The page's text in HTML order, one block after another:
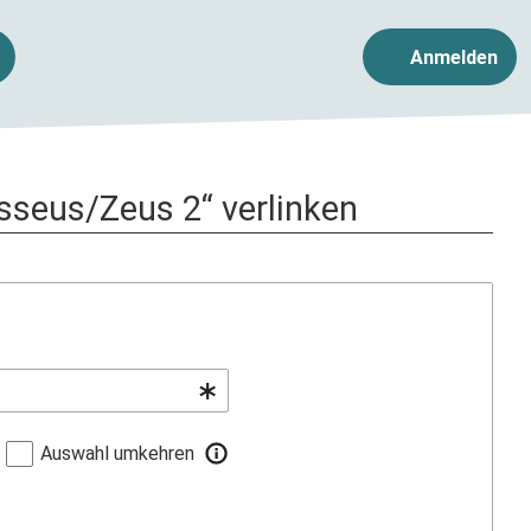
Anmelden
Zeus 2“ verlinken
Auswahl umkehren